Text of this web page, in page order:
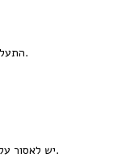
התעלמות מעליות חדות במחירים לצורכי הערכה.
יש לאסור על הבנקים לאשר משכנתאות לפי מחיר עסקה בלבד.